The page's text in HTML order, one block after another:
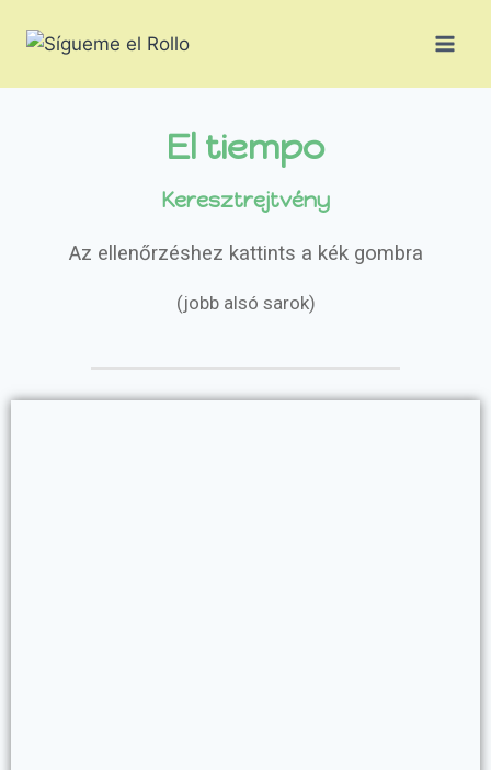
El tiempo
Keresztrejtvény
Az ellenőrzéshez kattints a kék gombra
(jobb alsó sarok)